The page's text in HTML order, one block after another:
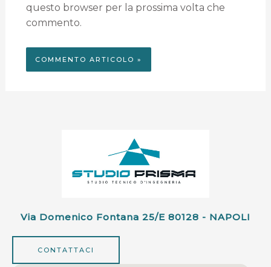
questo browser per la prossima volta che
commento.
Via Domenico Fontana 25/e 80128 - NAPOLI
CONTATTACI